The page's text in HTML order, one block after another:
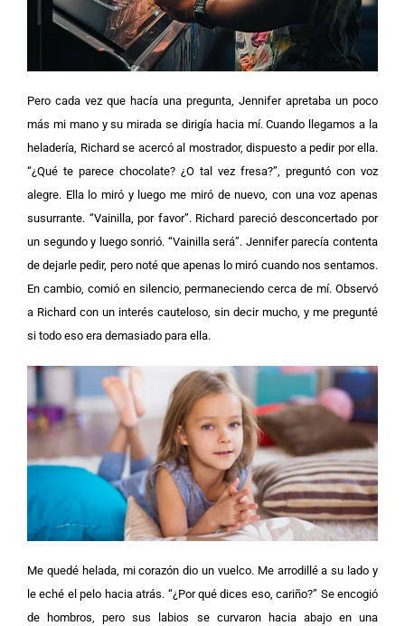
Pero cada vez que hacía una pregunta, Jennifer apretaba un poco
más mi mano y su mirada se dirigía hacia mí.Cuando llegamos a la
heladería, Richard se acercó al mostrador, dispuesto a pedir por ella.
“¿Qué te parece chocolate? ¿O tal vez fresa?”, preguntó con voz
alegre. Ella lo miró y luego me miró de nuevo, con una voz apenas
susurrante. “Vainilla, por favor”. Richard pareció desconcertado por
un segundo y luego sonrió. “Vainilla será”. Jennifer parecía contenta
de dejarle pedir, pero noté que apenas lo miró cuando nos sentamos.
En cambio, comió en silencio, permaneciendo cerca de mí. Observó
a Richard con un interés cauteloso, sin decir mucho, y me pregunté
si todo eso era demasiado para ella.
Me quedé helada, mi corazón dio un vuelco. Me arrodillé a su lado y
le eché el pelo hacia atrás. “¿Por qué dices eso, cariño?” Se encogió
de hombros, pero sus labios se curvaron hacia abajo en una